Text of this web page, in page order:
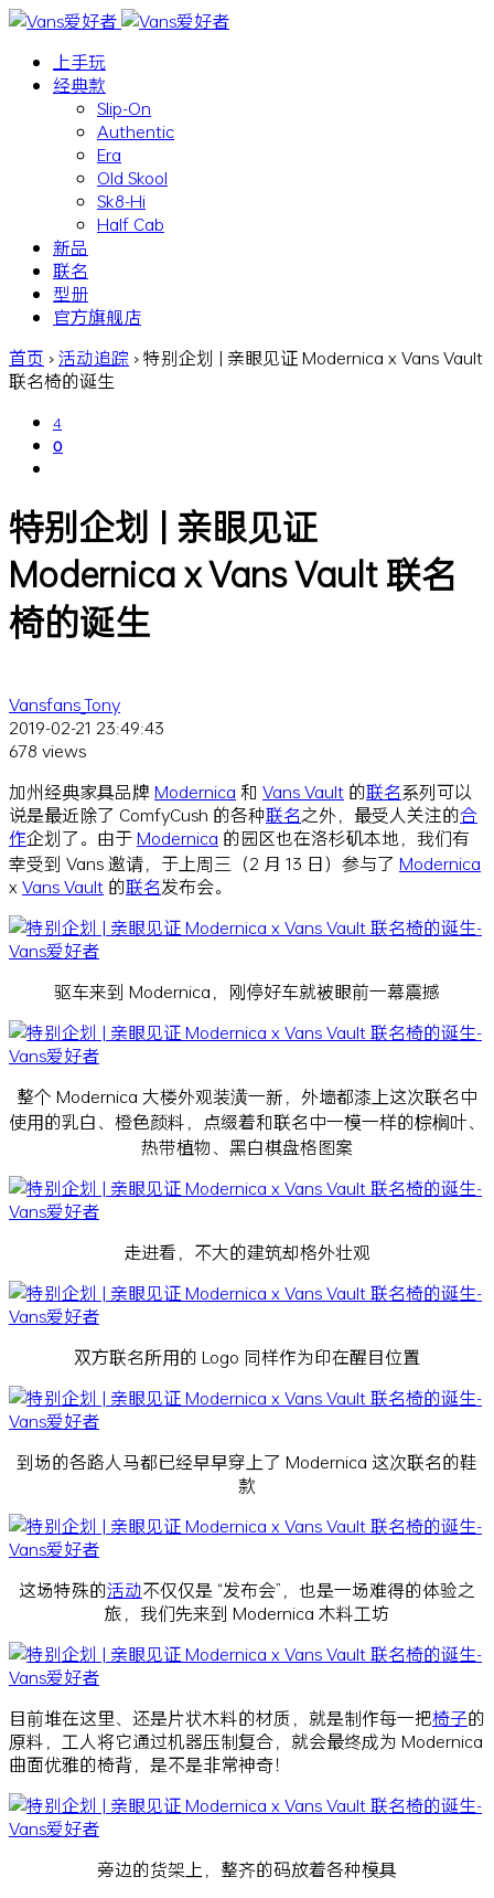
上手玩
经典款
Slip-On
Authentic
Era
Old Skool
Sk8-Hi
Half Cab
新品
联名
型册
官方旗舰店
首页 ›活动追踪 ›特别企划 | 亲眼见证 Modernica x Vans Vault
联名椅的诞生
4
0
特别企划 | 亲眼见证
Modernica x Vans Vault 联名
椅的诞生
Vansfans_Tony
2019-02-21 23:49:43
678 views
加州经典家具品牌Modernica 和 Vans Vault 的联名系列可以
说是最近除了 ComfyCush 的各种联名之外，最受人关注的合
作企划了。由于Modernica 的园区也在洛杉矶本地，我们有
幸受到 Vans 邀请，于上周三（2 月 13 日）参与了 Modernica
x Vans Vault 的联名发布会。
驱车来到 Modernica，刚停好车就被眼前一幕震撼
整个 Modernica 大楼外观装潢一新，外墙都漆上这次联名中
使用的乳白、橙色颜料，点缀着和联名中一模一样的棕榈叶、
热带植物、黑白棋盘格图案
走进看，不大的建筑却格外壮观
双方联名所用的 Logo 同样作为印在醒目位置
到场的各路人马都已经早早穿上了 Modernica 这次联名的鞋
款
这场特殊的活动不仅仅是 “发布会”，也是一场难得的体验之
旅，我们先来到 Modernica 木料工坊
目前堆在这里、还是片状木料的材质，就是制作每一把椅子的
原料，工人将它通过机器压制复合，就会最终成为 Modernica
曲面优雅的椅背，是不是非常神奇！
旁边的货架上，整齐的码放着各种模具